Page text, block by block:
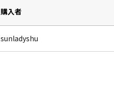
購入者
sunladyshu